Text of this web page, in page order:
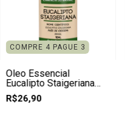
COMPRE 4 PAGUE 3
Óleo Essencial
Eucalipto Staigeriana
10ml - Puro e Natural
R$26,90